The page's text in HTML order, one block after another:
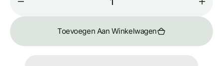
quantity
for
Toevoegen Aan Winkelwagen